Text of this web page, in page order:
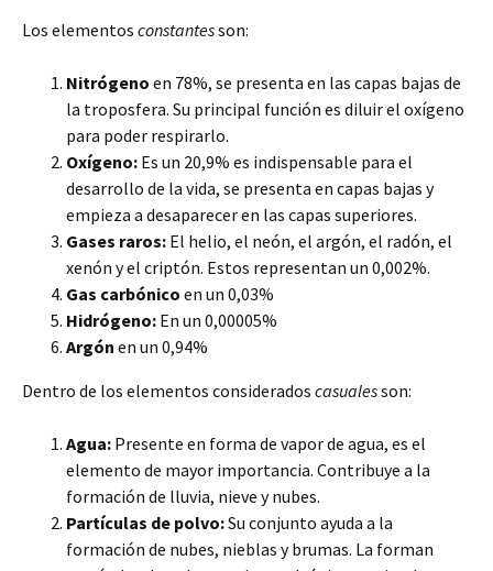
Los elementos constantesson:
Nitrógeno en 78%, se presenta en las capas bajas de
la troposfera. Su principal función es diluir el oxígeno
para poder respirarlo.
Oxígeno: Es un 20,9% es indispensable para el
desarrollo de la vida, se presenta en capas bajas y
empieza a desaparecer en las capas superiores.
Gases raros: El helio, el neón, el argón, el radón, el
xenón y el criptón. Estos representan un 0,002%.
Gas carbónico en un 0,03%
Hidrógeno: En un 0,00005%
Argón en un 0,94%
Dentro de los elementos considerados casualesson:
Agua: Presente en forma de vapor de agua, es el
elemento de mayor importancia. Contribuye a la
formación de lluvia, nieve y nubes.
Partículas de polvo:Su conjunto ayuda a la
formación de nubes, nieblas y brumas. La forman